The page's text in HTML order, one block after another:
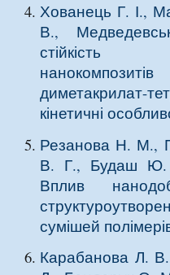
Хованець Г. І.,
В.,
стійкість
диметакрилат-
кінетичні
Резанова Н. М.,
В. Г., Будаш Ю.
Вплив
сумішей
Карабанова Л.